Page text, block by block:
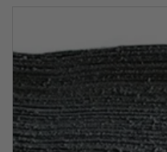
Чугунный прокат
Запорная арматура